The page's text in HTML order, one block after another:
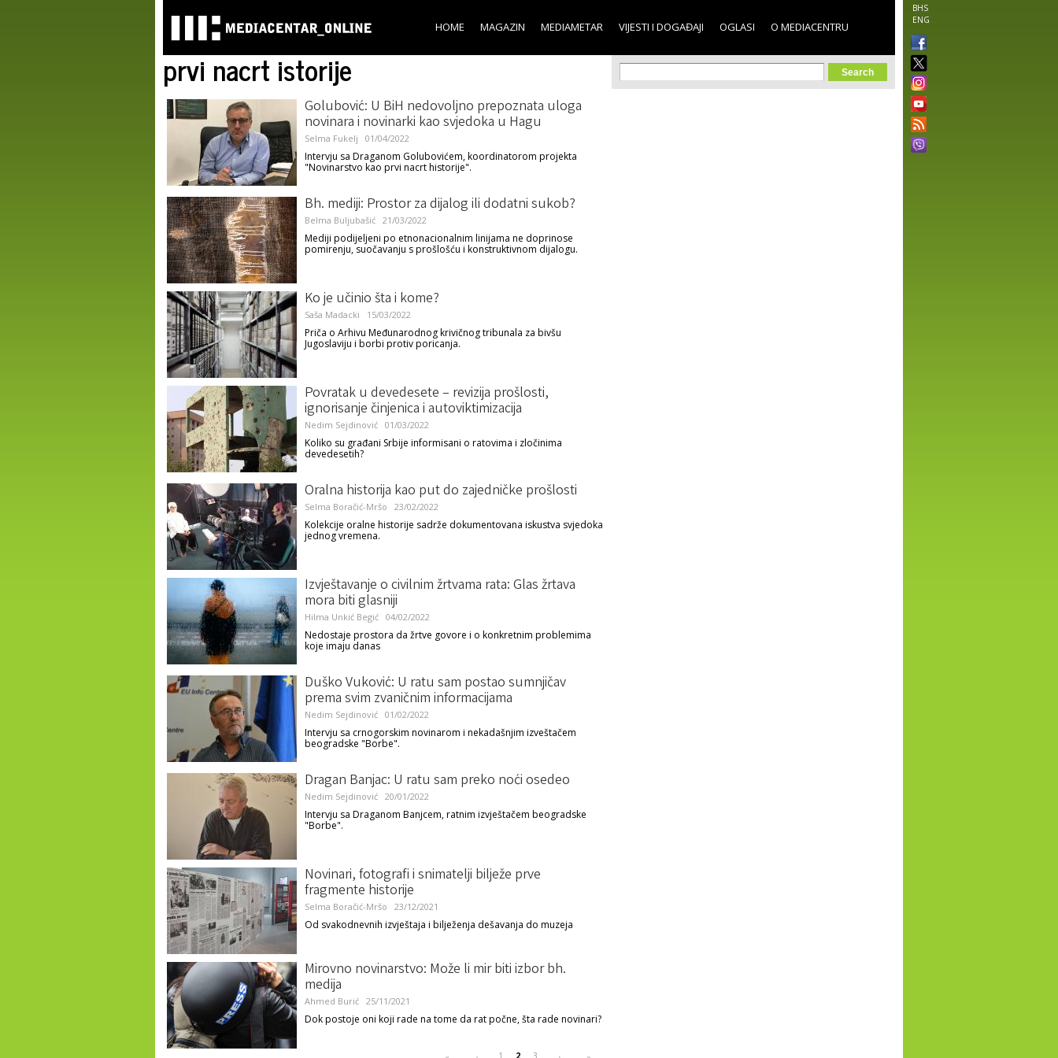
main
content
BHS
ENG
HOME MAGAZIN MEDIAMETAR VIJESTI I DOGAĐAJI OGLASI O MEDIACENTRU
prvi nacrt istorije
Golubović: U BiH nedovoljno prepoznata uloga
novinara i novinarki kao svjedoka u Hagu
Selma Fukelj 01/04/2022
Intervju sa Draganom Golubovićem, koordinatorom projekta
"Novinarstvo kao prvi nacrt historije".
Bh. mediji: Prostor za dijalog ili dodatni sukob?
Belma Buljubašić 21/03/2022
Mediji podijeljeni po etnonacionalnim linijama ne doprinose
pomirenju, suočavanju s prošlošću i konstruktivnom dijalogu.
Ko je učinio šta i kome?
Saša Madacki 15/03/2022
Priča o Arhivu Međunarodnog krivičnog tribunala za bivšu
Jugoslaviju i borbi protiv poricanja.
Povratak u devedesete – revizija prošlosti,
ignorisanje činjenica i autoviktimizacija
Nedim Sejdinović 01/03/2022
Koliko su građani Srbije informisani o ratovima i zločinima
devedesetih?
Oralna historija kao put do zajedničke prošlosti
Selma Boračić-Mršo 23/02/2022
Kolekcije oralne historije sadrže dokumentovana iskustva svjedoka
jednog vremena.
Izvještavanje o civilnim žrtvama rata: Glas žrtava
mora biti glasniji
Hilma Unkić Begić 04/02/2022
Nedostaje prostora da žrtve govore i o konkretnim problemima
koje imaju danas
Duško Vuković: U ratu sam postao sumnjičav
prema svim zvaničnim informacijama
Nedim Sejdinović 01/02/2022
Intervju sa crnogorskim novinarom i nekadašnjim izveštačem
beogradske "Borbe".
Dragan Banjac: U ratu sam preko noći osedeo
Nedim Sejdinović 20/01/2022
Intervju sa Draganom Banjcem, ratnim izvještačem beogradske
"Borbe".
Novinari, fotografi i snimatelji bilježe prve
fragmente historije
Selma Boračić-Mršo 23/12/2021
Od svakodnevnih izvještaja i bilježenja dešavanja do muzeja
Mirovno novinarstvo: Može li mir biti izbor bh.
medija
Ahmed Burić 25/11/2021
Dok postoje oni koji rade na tome da rat počne, šta rade novinari?
1 2 3
Search form
Search